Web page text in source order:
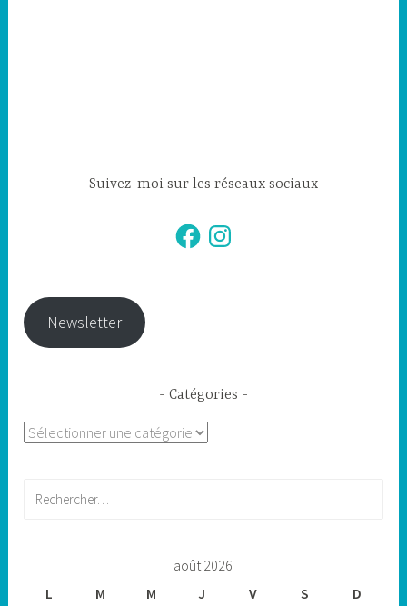
Suivez-moi sur les réseaux sociaux
FacebookInstagram
Newsletter
Catégories
Catégories
août 2026
L
M M J V S
D